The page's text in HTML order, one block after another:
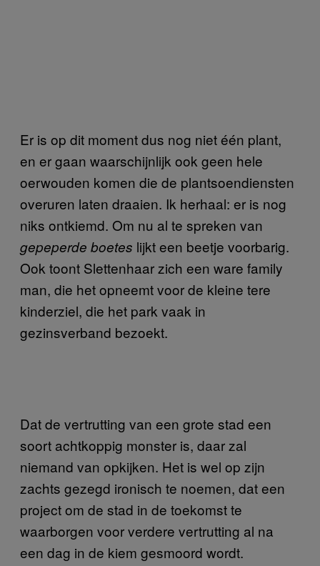
Er is op dit moment dus nog niet één plant,
en er gaan waarschijnlijk ook geen hele
oerwouden komen die de plantsoendiensten
overuren laten draaien. Ik herhaal: er is nog
niks ontkiemd. Om nu al te spreken van
gepeperde boetes lijkt een beetje voorbarig.
Ook toont Slettenhaar zich een ware family
man, die het opneemt voor de kleine tere
kinderziel, die het park vaak in
gezinsverband bezoekt.
Dat de vertrutting van een grote stad een
soort achtkoppig monster is, daar zal
niemand van opkijken. Het is wel op zijn
zachts gezegd ironisch te noemen, dat een
project om de stad in de toekomst te
waarborgen voor verdere vertrutting al na
een dag in de kiem gesmoord wordt.